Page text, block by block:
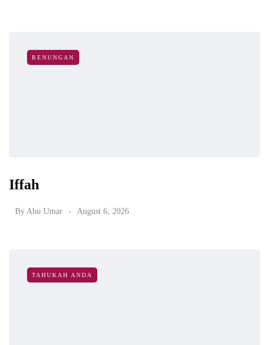
RENUNGAN
Iffah
By Abu Umar August 6, 2026
TAHUKAH ANDA